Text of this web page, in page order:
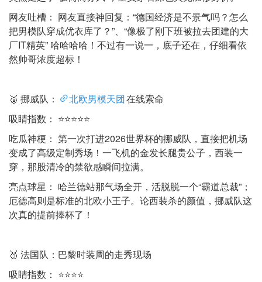
网友吐槽： 网友直接神回复：“德国经济是不景气吗？怎么
把男模队穿成优衣库了？”、“像极了刚下班被拉去团建的大
厂IT精英” 哈哈哈哈！不过有一说一，底子还在，仔细看依
然帅哥浓度超标！
🥈 挪威队： 北欧男模天团在线索命
吸睛指数： ⭐⭐⭐⭐⭐
吃瓜神梗： 第一次打进2026世界杯的挪威队，直接把机场
变成了高级定制秀场！一飞机的金发长腿贵公子，西装一
穿，那股清冷的禁欲感瞬间拉满。
亮点球星： 哈兰德站那气场全开，活脱脱一个“霸道总裁”；
厄德高则是标准的北欧小王子。论西装杀的颜值，挪威队这
次真的提前捧杯了！
🥉 法国队：巴黎时装周的走秀现场
吸睛指数： ⭐⭐⭐⭐